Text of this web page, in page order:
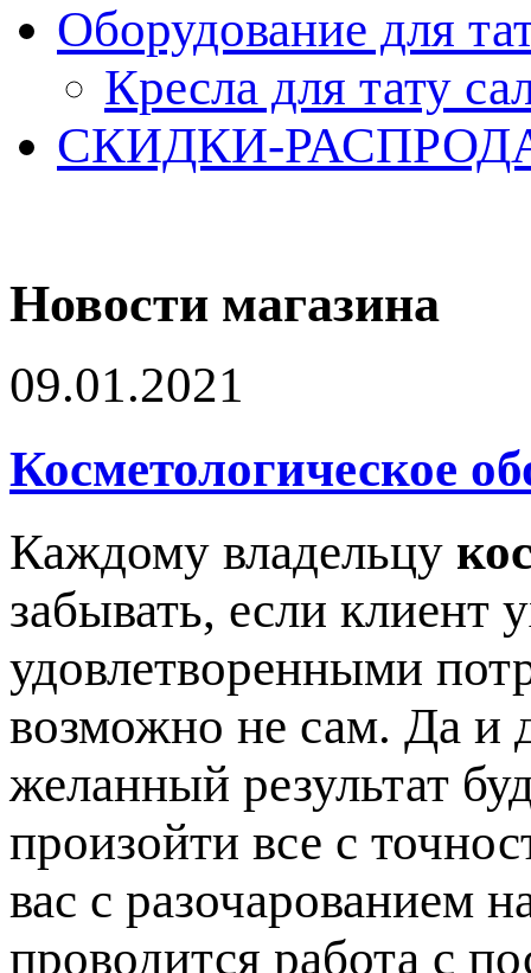
Оборудование для
Кресла для тату
СКИДКИ-
Новости магазина
09.01.2021
Косметологическое
Каждому владельцу
забывать, если клиент
удовлетворенными
возможно не сам. Да и
желанный результат
произойти все с
вас с разочарованием
проводится работа с